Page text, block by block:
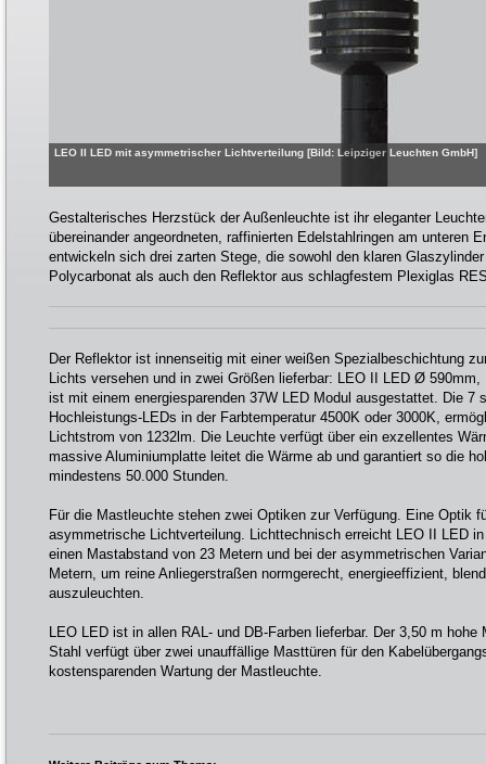
LEO II LED mit asymmetrischer Lichtverteilung [Bild: Leipziger Leuchten GmbH]
Gestalterisches Herzstück der Außenleuchte ist ihr eleganter
übereinander angeordneten, raffinierten Edelstahlringen am unteren
entwickeln sich drei zarten Stege, die sowohl den klaren
Polycarbonat als auch den Reflektor aus schlagfestem Plexiglas
Der Reflektor ist innenseitig mit einer weißen Spezialbeschichtung
Lichts versehen und in zwei Größen lieferbar: LEO II LED Ø
ist mit einem energiesparenden 37W LED Modul ausgestattet. Die 7
Hochleistungs-LEDs in der Farbtemperatur 4500K oder 3000K,
Lichtstrom von 1232lm. Die Leuchte verfügt über ein exzellentes
massive Aluminiumplatte leitet die Wärme ab und garantiert so die
mindestens 50.000 Stunden.
Für die Mastleuchte stehen zwei Optiken zur Verfügung. Eine Optik
asymmetrische Lichtverteilung. Lichttechnisch erreicht LEO II LED
einen Mastabstand von 23 Metern und bei der asymmetrischen
Metern, um reine Anliegerstraßen normgerecht, energieeffizient,
auszuleuchten.
LEO LED ist in allen RAL- und DB-Farben lieferbar. Der 3,50 m
Stahl verfügt über zwei unauffällige Masttüren für den
kostensparenden Wartung der Mastleuchte.